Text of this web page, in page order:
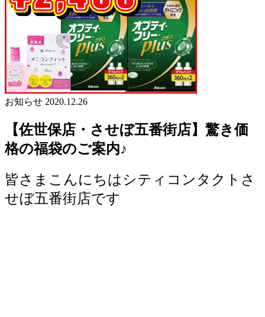
お知らせ 2020.12.26
【佐世保店・させぼ五番街店】驚き価
格の福袋のご案内♪
皆さまこんにちはシティコンタクトさ
せぼ五番街店です